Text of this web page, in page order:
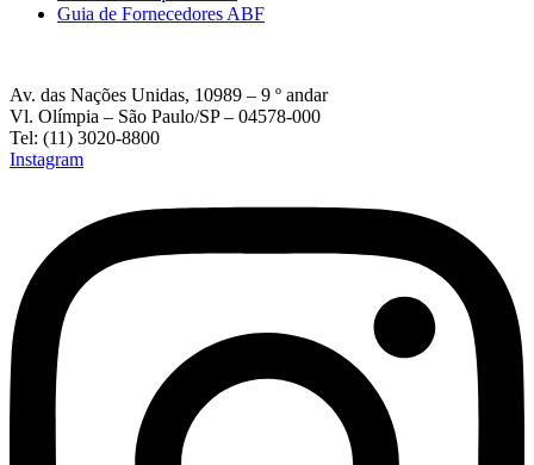
Guia de Fornecedores ABF
Av. das Nações Unidas, 10989 – 9 º andar
Vl. Olímpia – São Paulo/SP – 04578-000
Tel: (11) 3020-8800
Instagram